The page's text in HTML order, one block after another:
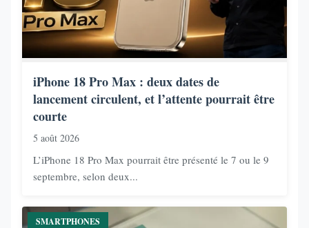
iPhone 18 Pro Max : deux dates de
lancement circulent, et l’attente pourrait être
courte
5 août 2026
L’iPhone 18 Pro Max pourrait être présenté le 7 ou le 9
septembre, selon deux...
SMARTPHONES